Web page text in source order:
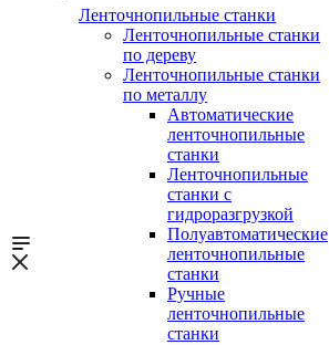
Ленточнопильные станки
Ленточнопильные станки
по дереву
Ленточнопильные станки
по металлу
Автоматические
ленточнопильные
станки
Ленточнопильные
станки с
гидроразгрузкой
Полуавтоматические
ленточнопильные
станки
Ручные
ленточнопильные
станки